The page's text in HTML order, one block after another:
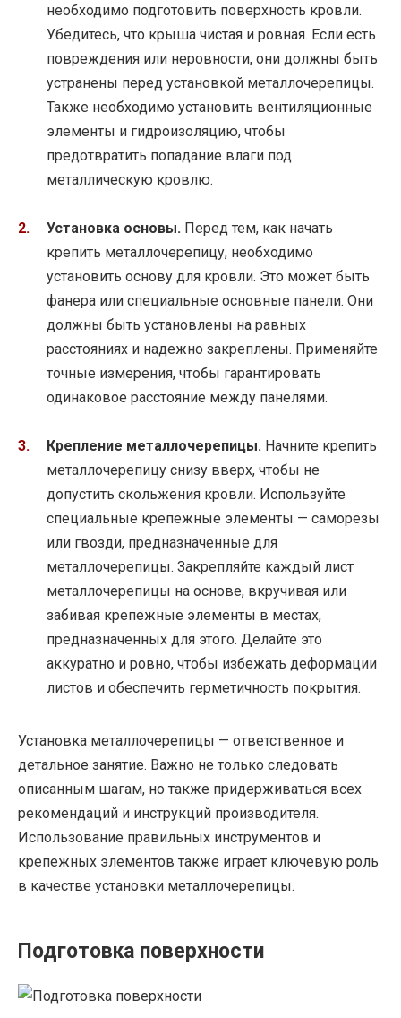
необходимо подготовить поверхность кровли.
Убедитесь, что крыша чистая и ровная. Если есть
повреждения или неровности, они должны быть
устранены перед установкой металлочерепицы.
Также необходимо установить вентиляционные
элементы и гидроизоляцию, чтобы
предотвратить попадание влаги под
металлическую кровлю.
Установка основы. Перед тем, как начать
крепить металлочерепицу, необходимо
установить основу для кровли. Это может быть
фанера или специальные основные панели. Они
должны быть установлены на равных
расстояниях и надежно закреплены. Применяйте
точные измерения, чтобы гарантировать
одинаковое расстояние между панелями.
Крепление металлочерепицы. Начните крепить
металлочерепицу снизу вверх, чтобы не
допустить скольжения кровли. Используйте
специальные крепежные элементы — саморезы
или гвозди, предназначенные для
металлочерепицы. Закрепляйте каждый лист
металлочерепицы на основе, вкручивая или
забивая крепежные элементы в местах,
предназначенных для этого. Делайте это
аккуратно и ровно, чтобы избежать деформации
листов и обеспечить герметичность покрытия.
Установка металлочерепицы — ответственное и
детальное занятие. Важно не только следовать
описанным шагам, но также придерживаться всех
рекомендаций и инструкций производителя.
Использование правильных инструментов и
крепежных элементов также играет ключевую роль
в качестве установки металлочерепицы.
Подготовка поверхности